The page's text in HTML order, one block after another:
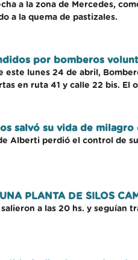
a la zona de Mercedes,
a la quema de pastizales.
por bomberos
este lunes 24 de abril,
en ruta 41 y calle 22 bis. El
salvó su vida de milagro
Alberti perdió el control de
PLANTA DE SILOS
a las 20 hs. y seguían